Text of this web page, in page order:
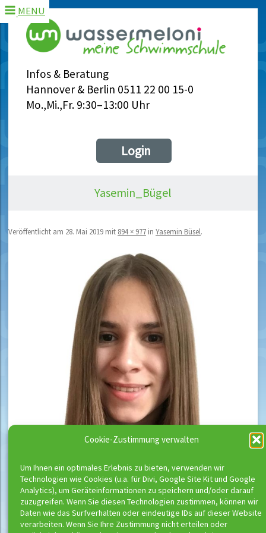
Cookie-Zustimmung verwalten
Um Ihnen ein optimales Erlebnis zu bieten, verwenden wir
Technologien wie Cookies (u.a. für Divi, Google Site Kit und Google
Analytics), um Geräteinformationen zu speichern und/oder darauf
zuzugreifen. Wenn Sie diesen Technologien zustimmen, können wir
Daten wie das Surfverhalten oder eindeutige IDs auf dieser Website
verarbeiten. Wenn Sie Ihre Zustimmung nicht erteilen oder
Infos & Beratung
Hannover & Berlin 0511 22 00 15-0
Mo.,Mi.,Fr. 9:30–13:00 Uhr
MENU
Login
Yasemin_Bügel
Veröffentlicht am 28. Mai 2019 mit 894 × 977 in Yasemin Büsel.